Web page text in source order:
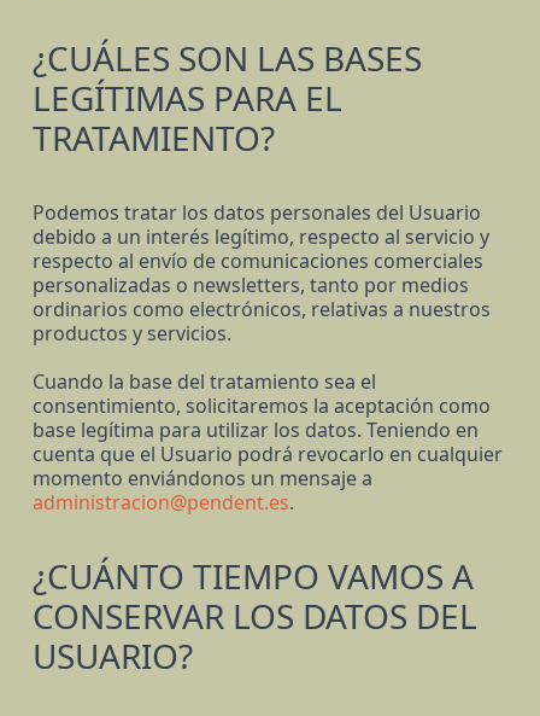
¿CUÁLES SON LAS BASES
LEGÍTIMAS PARA EL
TRATAMIENTO?
Podemos tratar los datos personales del Usuario
debido a un interés legítimo, respecto al servicio y
respecto al envío de comunicaciones comerciales
personalizadas o newsletters, tanto por medios
ordinarios como electrónicos, relativas a nuestros
productos y servicios.
Cuando la base del tratamiento sea el
consentimiento, solicitaremos la aceptación como
base legítima para utilizar los datos. Teniendo en
cuenta que el Usuario podrá revocarlo en cualquier
momento enviándonos un mensaje a
administracion@pendent.es.
¿CUÁNTO TIEMPO VAMOS A
CONSERVAR LOS DATOS DEL
USUARIO?